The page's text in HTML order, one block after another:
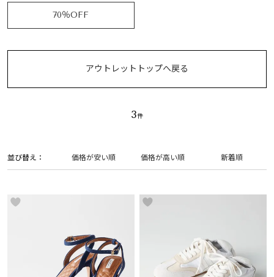
70％OFF
アウトレットトップへ戻る
並び替え 価格が安い順 価格が高い順 新着順
3